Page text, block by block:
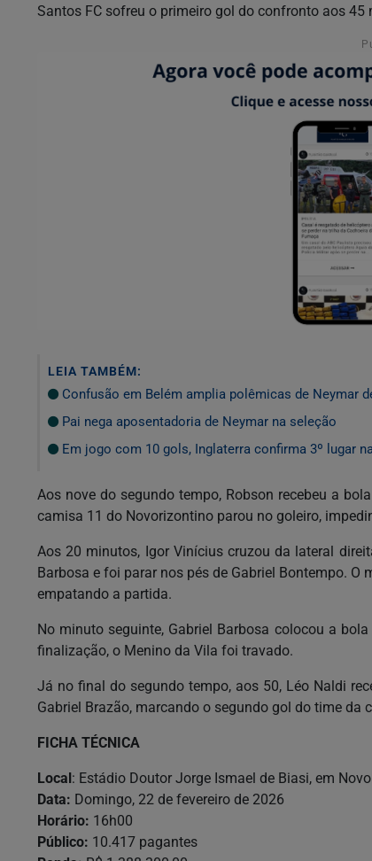
Santos FC sofreu o primeiro gol do confronto aos
LEIA TAMBÉM:
Confusão em Belém amplia polêmicas de Neymar
Pai nega aposentadoria de Neymar na seleção
Em jogo com 10 gols, Inglaterra confirma 3º lugar
Aos nove do segundo tempo, Robson recebeu a
camisa 11 do Novorizontino parou no goleiro,
Aos 20 minutos, Igor Vinícius cruzou da lateral
Barbosa e foi parar nos pés de Gabriel Bontempo.
empatando a partida.
No minuto seguinte, Gabriel Barbosa colocou a
finalização, o Menino da Vila foi travado.
Já no final do segundo tempo, aos 50, Léo Naldi
Gabriel Brazão, marcando o segundo gol do time da
FICHA TÉCNICA
Local: Estádio Doutor Jorge Ismael de Biasi, em
Data: Domingo, 22 de fevereiro de 2026
Horário: 16h00
Público: 10.417 pagantes